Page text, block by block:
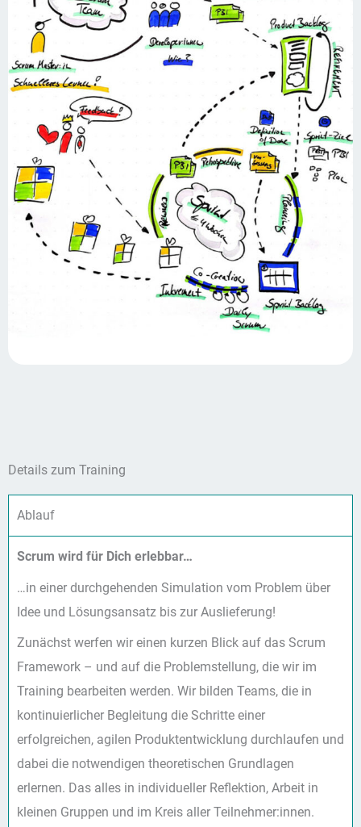
Details zum Training
Ablauf
Scrum wird für Dich erlebbar…
…in einer durchgehenden Simulation vom Problem über
Idee und Lösungsansatz bis zur Auslieferung!
Zunächst werfen wir einen kurzen Blick auf das Scrum
Framework – und auf die Problemstellung, die wir im
Training bearbeiten werden. Wir bilden Teams, die in
kontinuierlicher Begleitung die Schritte einer
erfolgreichen, agilen Produktentwicklung durchlaufen und
dabei die notwendigen theoretischen Grundlagen
erlernen. Das alles in individueller Reflektion, Arbeit in
kleinen Gruppen und im Kreis aller Teilnehmer:innen.